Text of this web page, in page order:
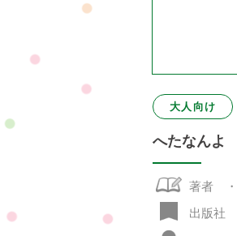
大人向け
へたなんよ
著者
出版社